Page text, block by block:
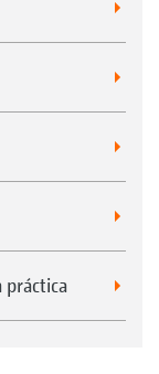
práctica